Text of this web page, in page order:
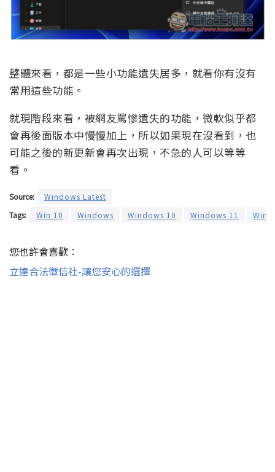
整體來看，都是一些小功能遺失居多，就看你有沒有
常用這些功能。
就現階段來看，被網友罵慘遺失的功能，微軟似乎都
會再後面版本中慢慢加上，所以如果現在沒看到，也
可能之後的新更新會再次出現，不急的人可以等等
看。
Source:
Windows Latest
Tags:
Win 10 Windows Windows 10 Windows 11
您也許會喜歡：
立達合法徵信社-讓您安心的選擇